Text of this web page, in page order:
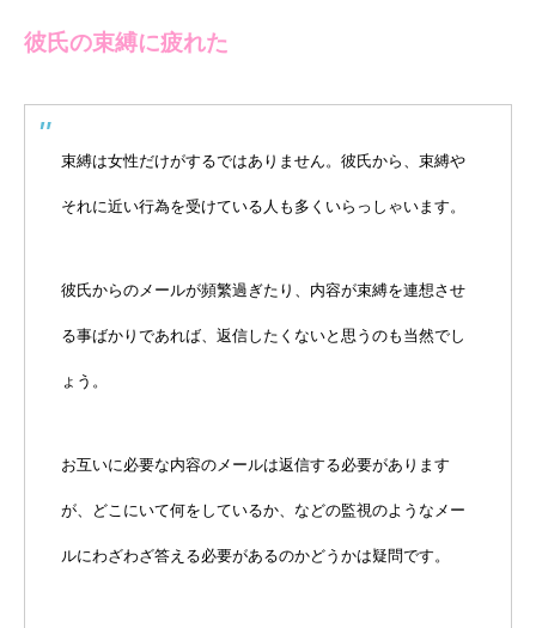
彼氏の束縛に疲れた
束縛は女性だけがするではありません。彼氏から、束縛や
それに近い行為を受けている人も多くいらっしゃいます。
彼氏からのメールが頻繁過ぎたり、内容が束縛を連想させ
る事ばかりであれば、返信したくないと思うのも当然でし
ょう。
お互いに必要な内容のメールは返信する必要があります
が、どこにいて何をしているか、などの監視のようなメー
ルにわざわざ答える必要があるのかどうかは疑問です。